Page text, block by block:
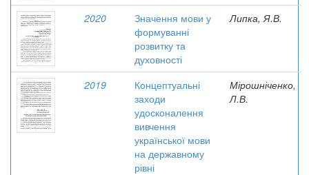
2020
Значення мови у
формуванні
розвитку та
духовності
Липка, Я.В.
2019
Концептуальні
заходи
удосконалення
вивчення
української мови
на державному
рівні
Мірошніченко,
Л.В.